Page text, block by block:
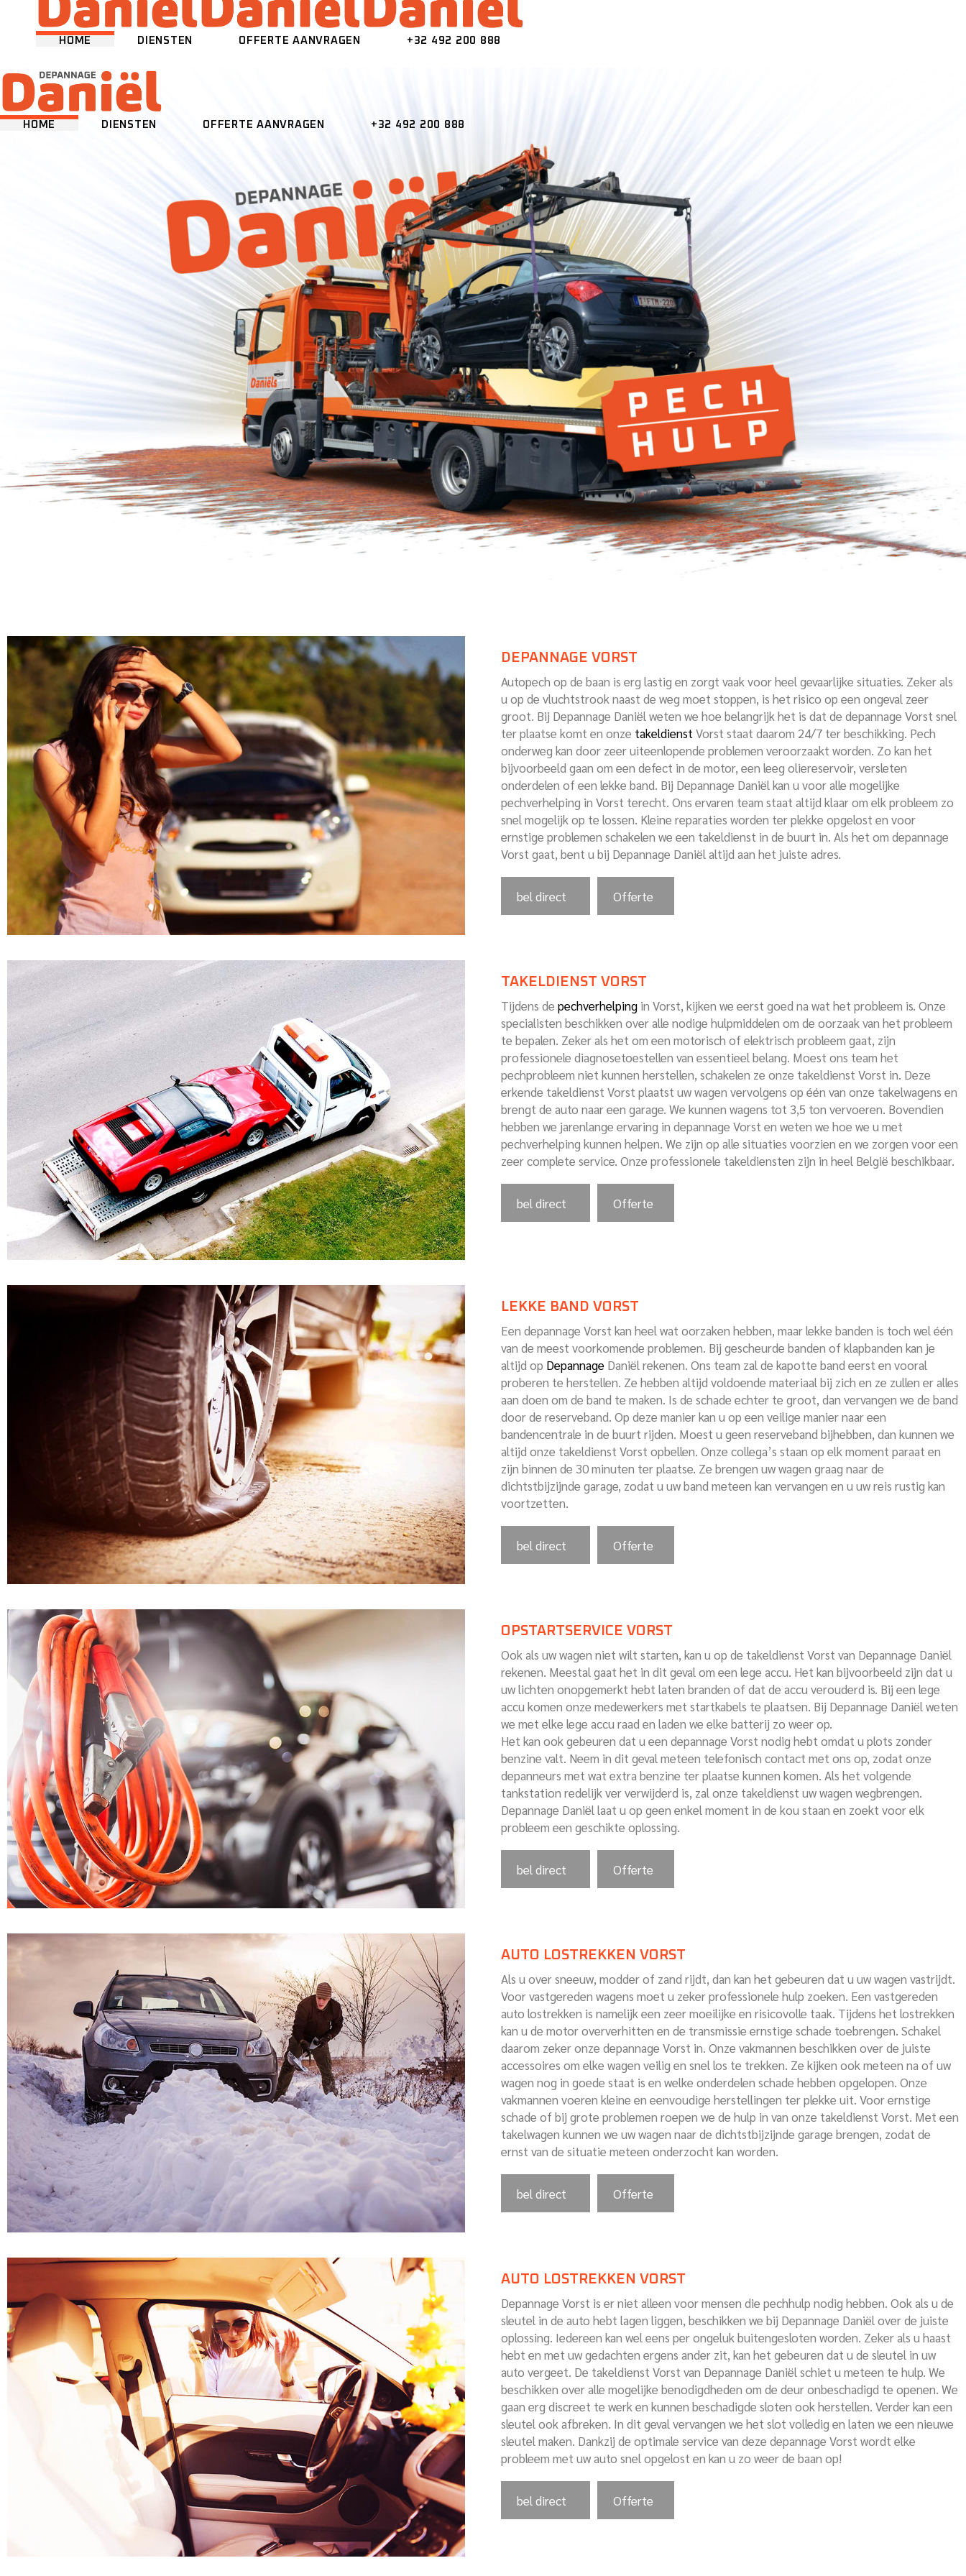
HOME DIENSTEN OFFERTE AANVRAGEN +32 492 200 888
HOME DIENSTEN OFFERTE AANVRAGEN +32 492 200 888
DEPANNAGE VORST
Autopech op de baan is erg lastig en zorgt vaak voor heel gevaarlijke situaties. Zeker als
u op de vluchtstrook naast de weg moet stoppen, is het risico op een ongeval zeer
groot. Bij Depannage Daniël weten we hoe belangrijk het is dat de depannage Vorst snel
ter plaatse komt en onze takeldienst Vorst staat daarom 24/7 ter beschikking. Pech
onderweg kan door zeer uiteenlopende problemen veroorzaakt worden. Zo kan het
bijvoorbeeld gaan om een defect in de motor, een leeg oliereservoir, versleten
onderdelen of een lekke band. Bij Depannage Daniël kan u voor alle mogelijke
pechverhelping in Vorst terecht. Ons ervaren team staat altijd klaar om elk probleem zo
snel mogelijk op te lossen. Kleine reparaties worden ter plekke opgelost en voor
ernstige problemen schakelen we een takeldienst in de buurt in. Als het om depannage
Vorst gaat, bent u bij Depannage Daniël altijd aan het juiste adres.
bel direct Offerte
TAKELDIENST VORST
Tijdens de pechverhelping in Vorst, kijken we eerst goed na wat het probleem is. Onze
specialisten beschikken over alle nodige hulpmiddelen om de oorzaak van het probleem
te bepalen. Zeker als het om een motorisch of elektrisch probleem gaat, zijn
professionele diagnosetoestellen van essentieel belang. Moest ons team het
pechprobleem niet kunnen herstellen, schakelen ze onze takeldienst Vorst in. Deze
erkende takeldienst Vorst plaatst uw wagen vervolgens op één van onze takelwagens en
brengt de auto naar een garage. We kunnen wagens tot 3,5 ton vervoeren. Bovendien
hebben we jarenlange ervaring in depannage Vorst en weten we hoe we u met
pechverhelping kunnen helpen. We zijn op alle situaties voorzien en we zorgen voor een
zeer complete service. Onze professionele takeldiensten zijn in heel België beschikbaar.
bel direct Offerte
LEKKE BAND VORST
Een depannage Vorst kan heel wat oorzaken hebben, maar lekke banden is toch wel één
van de meest voorkomende problemen. Bij gescheurde banden of klapbanden kan je
altijd op Depannage Daniël rekenen. Ons team zal de kapotte band eerst en vooral
proberen te herstellen. Ze hebben altijd voldoende materiaal bij zich en ze zullen er alles
aan doen om de band te maken. Is de schade echter te groot, dan vervangen we de band
door de reserveband. Op deze manier kan u op een veilige manier naar een
bandencentrale in de buurt rijden. Moest u geen reserveband bijhebben, dan kunnen we
altijd onze takeldienst Vorst opbellen. Onze collega’s staan op elk moment paraat en
zijn binnen de 30 minuten ter plaatse. Ze brengen uw wagen graag naar de
dichtstbijzijnde garage, zodat u uw band meteen kan vervangen en u uw reis rustig kan
voortzetten.
bel direct Offerte
OPSTARTSERVICE VORST
Ook als uw wagen niet wilt starten, kan u op de takeldienst Vorst van Depannage Daniël
rekenen. Meestal gaat het in dit geval om een lege accu. Het kan bijvoorbeeld zijn dat u
uw lichten onopgemerkt hebt laten branden of dat de accu verouderd is. Bij een lege
accu komen onze medewerkers met startkabels te plaatsen. Bij Depannage Daniël weten
we met elke lege accu raad en laden we elke batterij zo weer op.
Het kan ook gebeuren dat u een depannage Vorst nodig hebt omdat u plots zonder
benzine valt. Neem in dit geval meteen telefonisch contact met ons op, zodat onze
depanneurs met wat extra benzine ter plaatse kunnen komen. Als het volgende
tankstation redelijk ver verwijderd is, zal onze takeldienst uw wagen wegbrengen.
Depannage Daniël laat u op geen enkel moment in de kou staan en zoekt voor elk
probleem een geschikte oplossing.
bel direct Offerte
AUTO LOSTREKKEN VORST
Als u over sneeuw, modder of zand rijdt, dan kan het gebeuren dat u uw wagen vastrijdt.
Voor vastgereden wagens moet u zeker professionele hulp zoeken. Een vastgereden
auto lostrekken is namelijk een zeer moeilijke en risicovolle taak. Tijdens het lostrekken
kan u de motor oververhitten en de transmissie ernstige schade toebrengen. Schakel
daarom zeker onze depannage Vorst in. Onze vakmannen beschikken over de juiste
accessoires om elke wagen veilig en snel los te trekken. Ze kijken ook meteen na of uw
wagen nog in goede staat is en welke onderdelen schade hebben opgelopen. Onze
vakmannen voeren kleine en eenvoudige herstellingen ter plekke uit. Voor ernstige
schade of bij grote problemen roepen we de hulp in van onze takeldienst Vorst. Met een
takelwagen kunnen we uw wagen naar de dichtstbijzijnde garage brengen, zodat de
ernst van de situatie meteen onderzocht kan worden.
bel direct Offerte
AUTO LOSTREKKEN VORST
Depannage Vorst is er niet alleen voor mensen die pechhulp nodig hebben. Ook als u de
sleutel in de auto hebt lagen liggen, beschikken we bij Depannage Daniël over de juiste
oplossing. Iedereen kan wel eens per ongeluk buitengesloten worden. Zeker als u haast
hebt en met uw gedachten ergens ander zit, kan het gebeuren dat u de sleutel in uw
auto vergeet. De takeldienst Vorst van Depannage Daniël schiet u meteen te hulp. We
beschikken over alle mogelijke benodigdheden om de deur onbeschadigd te openen. We
gaan erg discreet te werk en kunnen beschadigde sloten ook herstellen. Verder kan een
sleutel ook afbreken. In dit geval vervangen we het slot volledig en laten we een nieuwe
sleutel maken. Dankzij de optimale service van deze depannage Vorst wordt elke
probleem met uw auto snel opgelost en kan u zo weer de baan op!
bel direct Offerte